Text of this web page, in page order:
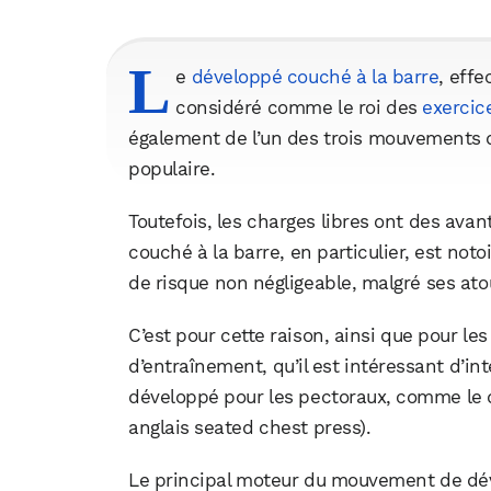
L e développé couché à la barre,
considéré comme le roi des
également de l’un des trois mouvements
populaire.
Toutefois, les charges libres ont des
couché à la barre, en particulier, est
de risque non négligeable, malgré ses
C’est pour cette raison, ainsi que pour
d’entraînement, qu’il est intéressant
développé pour les pectoraux, comme
anglais seated chest press).
Le principal moteur du mouvement de